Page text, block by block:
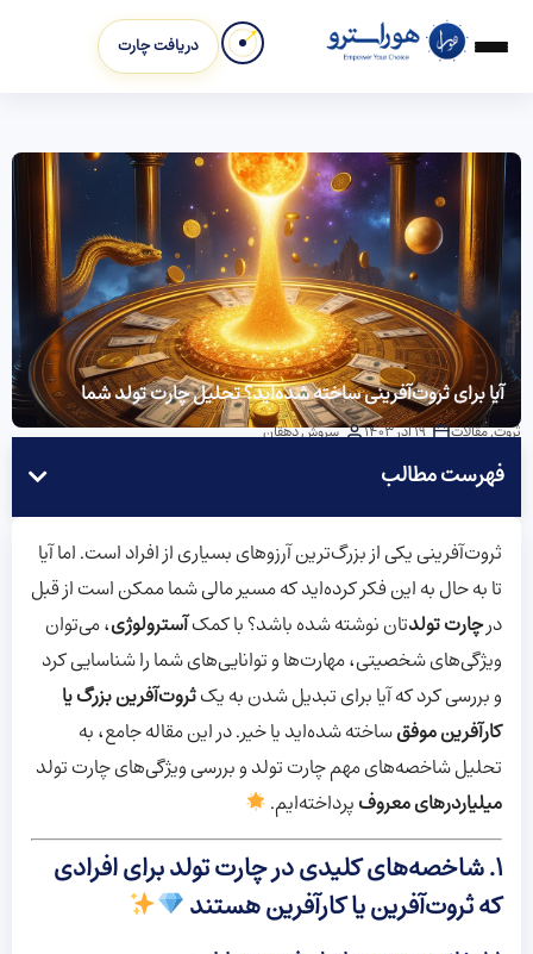
دریافت چارت
آیا برای ثروت‌آفرینی ساخته شده‌اید؟ تحلیل چارت تولد شما
ثروت,مقالات 19 آذر 1403 سروش دهقان
فهرست مطالب
ثروت‌آفرینی یکی از بزرگ‌ترین آرزوهای بسیاری از افراد است. اما آیا
تا به حال به این فکر کرده‌اید که مسیر مالی شما ممکن است از قبل
درچارت تولدتان نوشته شده باشد؟ با کمکآسترولوژی، می‌توان
ویژگی‌های شخصیتی، مهارت‌ها و توانایی‌های شما را شناسایی کرد
و بررسی کرد که آیا برای تبدیل شدن به یکثروت‌آفرین بزرگ یا
کارآفرین موفقساخته شده‌اید یا خیر. در این مقاله جامع، به
تحلیل شاخصه‌های مهم چارت تولد و بررسی ویژگی‌های چارت تولد
میلیاردرهای معروفپرداخته‌ایم.
۱. شاخصه‌های کلیدی در چارت تولد برای افرادی
که ثروت‌آفرین یا کارآفرین هستند